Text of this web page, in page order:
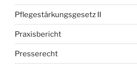
Pflegestärkungsgesetz II
Praxisbericht
Presserecht